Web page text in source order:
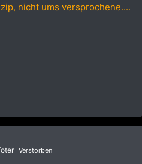
nicht ums versprochene....
Verstorben